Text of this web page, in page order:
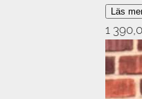
Vi
bilen
For
Läs
1